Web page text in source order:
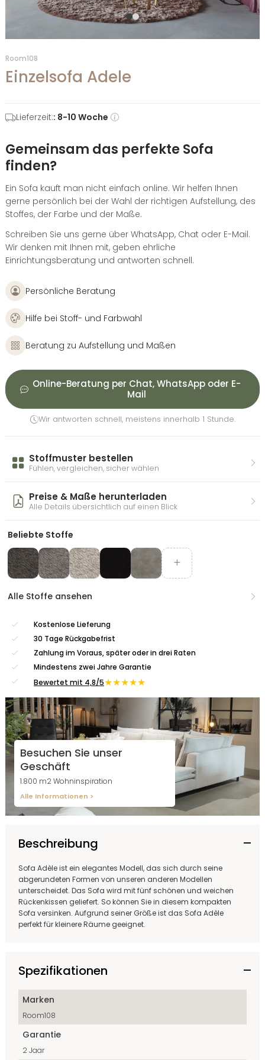
Room108
Einzelsofa Adele
Lieferzeit:: 8-10 Woche
Gemeinsam das perfekte Sofa
finden?
Ein Sofa kauft man nicht einfach online. Wir helfen Ihnen
gerne persönlich bei der Wahl der richtigen Aufstellung, des
Stoffes, der Farbe und der Maße.
Schreiben Sie uns gerne über WhatsApp, Chat oder E-Mail.
Wir denken mit Ihnen mit, geben ehrliche
Einrichtungsberatung und antworten schnell.
Persönliche Beratung
Hilfe bei Stoff- und Farbwahl
Beratung zu Aufstellung und Maßen
Online-Beratung per Chat, WhatsApp oder E-
Mail
Wir antworten schnell, meistens innerhalb 1 Stunde.
Stoffmuster bestellen
Fühlen, vergleichen, sicher wählen
Preise & Maße herunterladen
Alle Details übersichtlich auf einen Blick
Beliebte Stoffe
Alle Stoffe ansehen
Kostenlose Lieferung
30 Tage Rückgabefrist
Zahlung im Voraus, später oder in drei Raten
Mindestens zwei Jahre Garantie
Bewertet mit 4,8/5★★★★★
Besuchen Sie unser
Geschäft
1.800 m2 Wohninspiration
Alle Informationen >
Beschreibung
Sofa Adèle ist ein elegantes Modell, das sich durch seine
abgerundeten Formen von unseren anderen Modellen
unterscheidet. Das Sofa wird mit fünf schönen und weichen
Rückenkissen geliefert. So können Sie in diesem kompakten
Sofa versinken. Aufgrund seiner Größe ist das Sofa Adèle
perfekt für kleinere Räume geeignet.
Spezifikationen
Marken
Room108
Garantie
2 Jaar